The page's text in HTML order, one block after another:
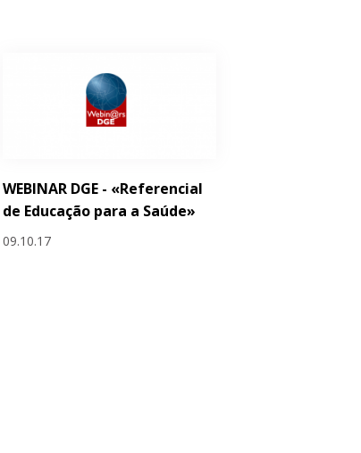
WEBINAR DGE - «Referencial
de Educação para a Saúde»
09.10.17